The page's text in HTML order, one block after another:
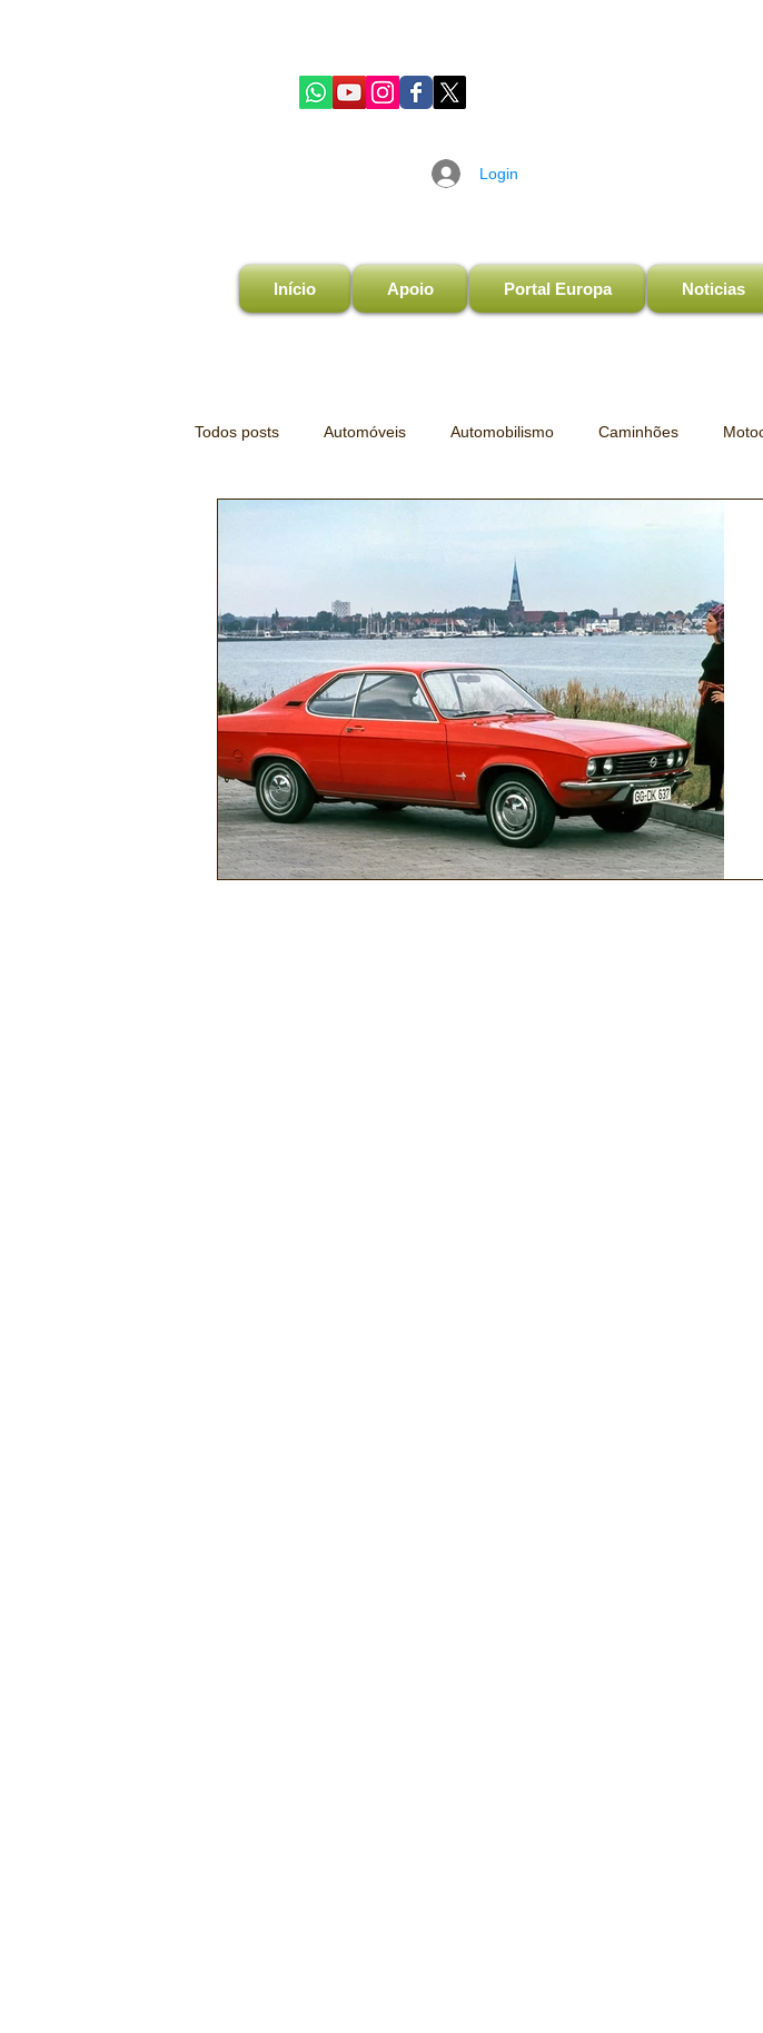
Login
Início Apoio Portal Europa Noticias
Todos posts Automóveis Automobilismo Caminhões
Mecânica e Peças Segurança Testes e Comparativos
Ônibus Energia Tecnologia Financeiro Logística
Reportagem Virtual / Jogos Exclusiva Bicicletas
Hobby Quadrículos